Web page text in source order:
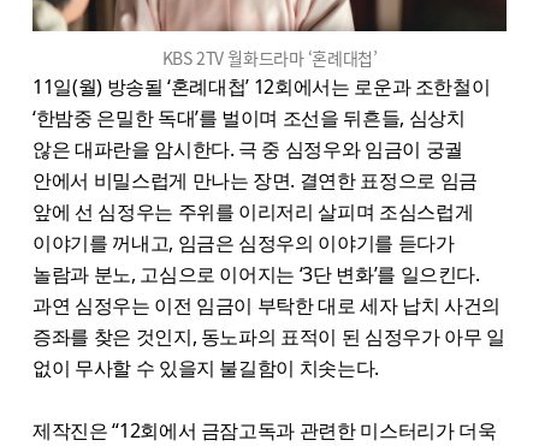
KBS 2TV 월화드라마 ‘혼례대첩’
11일(월) 방송될 ‘혼례대첩’ 12회에서는 로운과 조한철이
‘한밤중 은밀한 독대’를 벌이며 조선을 뒤흔들, 심상치
않은 대파란을 암시한다. 극 중 심정우와 임금이 궁궐
안에서 비밀스럽게 만나는 장면. 결연한 표정으로 임금
앞에 선 심정우는 주위를 이리저리 살피며 조심스럽게
이야기를 꺼내고, 임금은 심정우의 이야기를 듣다가
놀람과 분노, 고심으로 이어지는 ‘3단 변화’를 일으킨다.
과연 심정우는 이전 임금이 부탁한 대로 세자 납치 사건의
증좌를 찾은 것인지, 동노파의 표적이 된 심정우가 아무 일
없이 무사할 수 있을지 불길함이 치솟는다.
제작진은 “12회에서 금잠고독과 관련한 미스터리가 더욱